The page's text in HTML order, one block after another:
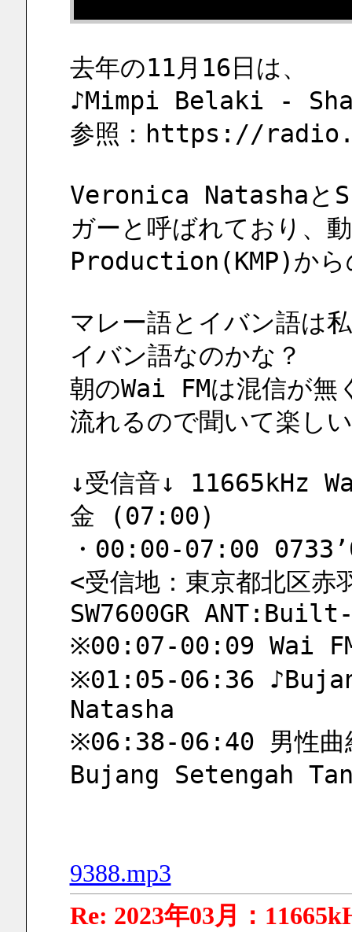
去年の11月16日は、
♪Mimpi Belaki -
参照：https://
Veronica Natashaと
ガーと呼ばれており、
Production(KMP)から
マレー語とイバン語は
イバン語なのかな？
朝のWai FMは混信が無
流れるので聞いて楽し
↓受信音↓ 11665kHz
金 (07:00)
・00:00-07:00
<受信地：東京都北区
SW7600GR
※00:07-00:09 Wai
※01:05-06:36
Natasha
※06:38-06:40 男性
Bujang Setengah
9388.mp3
Re: 2023年03月：